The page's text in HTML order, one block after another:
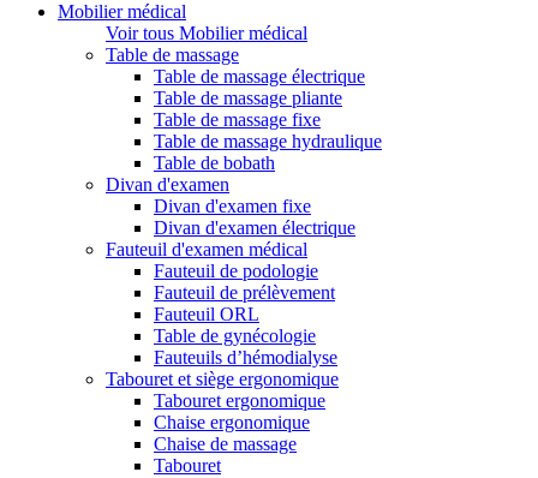
Mobilier médical
Voir tous Mobilier médical
Table de massage
Table de massage électrique
Table de massage pliante
Table de massage fixe
Table de massage hydraulique
Table de bobath
Divan d'examen
Divan d'examen fixe
Divan d'examen électrique
Fauteuil d'examen médical
Fauteuil de podologie
Fauteuil de prélèvement
Fauteuil ORL
Table de gynécologie
Fauteuils d’hémodialyse
Tabouret et siège ergonomique
Tabouret ergonomique
Chaise ergonomique
Chaise de massage
Tabouret